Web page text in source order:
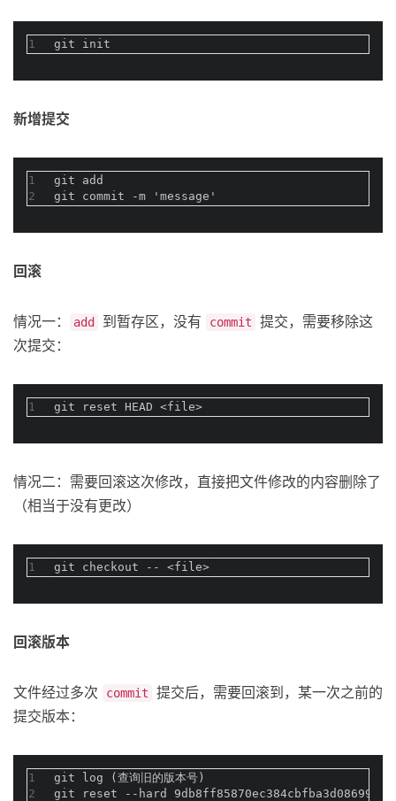
1 git init
新增提交
1
2
git add
git commit -m 'message'
回滚
情况一： add 到暂存区，没有 commit
提交，需要移除这
次提交：
1 git reset HEAD <file>
情况二：需要回滚这次修改，直接把文件修改的内容删除了
（相当于没有更改）
1 git checkout -- <file>
回滚版本
文件经过多次 commit
提交后，需要回滚到，某一次之前的
提交版本：
1
2
git log (查询旧的版本号)
git reset --hard